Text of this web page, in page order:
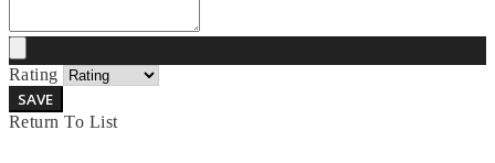
Rating
SAVE
Return To List